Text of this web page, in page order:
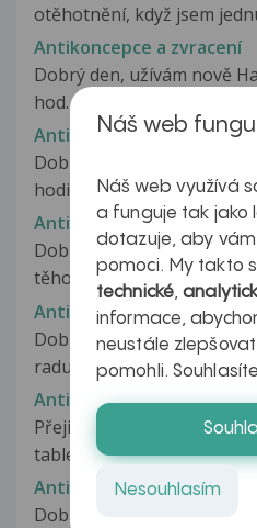
otěhotnění, když jsem
Antikoncepce a zvracení
Dobrý den, užívám nově
hod. před tím 3 měsíce Yaz.
Antikoncepce a zvracení
Dobrý den! Beru
hodin po užití
Antikoncepce a zvracení
Dobrý den.Chtela jsem se
těhotenství. Beru HA. První
Antikoncepce a zvracení
Dobrý den, mohla bych
radu? Již řadu let užívám
Antikoncepce a zvracení
Přeji dobrý den Včera jsem
tabletku ha v 18:45 a poté...
Antikoncepce a zvracení
Dobrý den, vím že je to
Náš web
Náš web využívá
a funguje tak jako
dotazuje, aby
pomoci. My takto
technické,
informace,
neustále
pomohli.
Nesouhlasím